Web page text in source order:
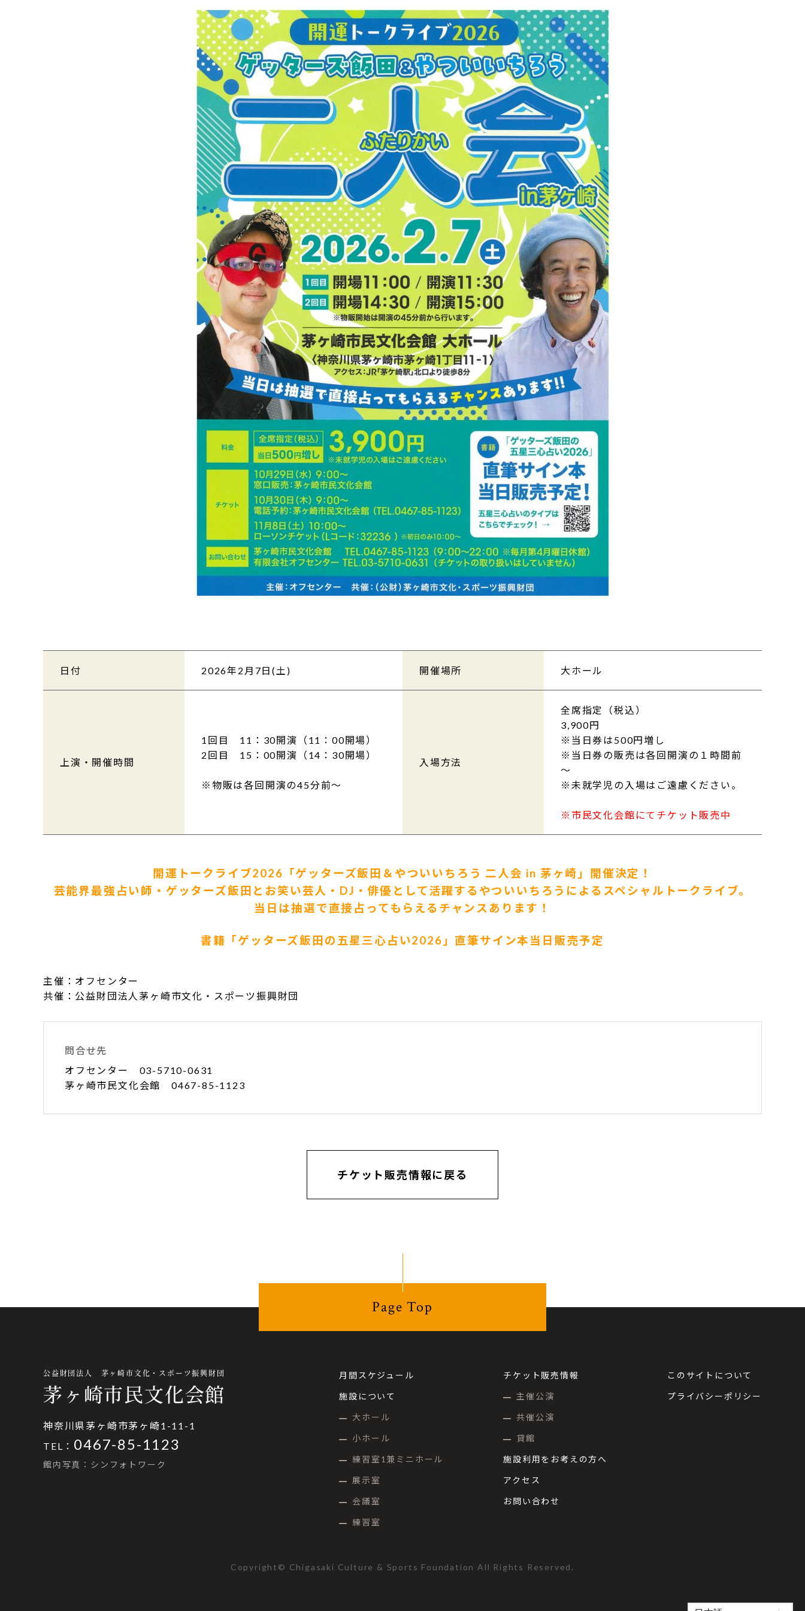
日付 2026年2月7日(土) 開催場所 大ホール
上演・開催時間
1回目 11：30開演（11：00開場）
2回目 15：00開演（14：30開場）
※物販は各回開演の45分前～
入場方法
全席指定（税込）
3,900円
※当日券は500円増し
※当日券の販売は各回開演の１時間前
～
※未就学児の入場はご遠慮ください。
※市民文化会館にてチケット販売中
開運トークライブ2026 「ゲッターズ飯田＆やついいちろう 二人会 in 茅ヶ崎」開催決定！
芸能界最強占い師・ゲッターズ飯田とお笑い芸人・DJ・俳優として活躍するやついいちろうによるスペシャルトークライブ。
当日は抽選で直接占ってもらえるチャンスあります！
書籍「ゲッターズ飯田の五星三心占い2026」直筆サイン本当日販売予定
主催：オフセンター
共催：公益財団法人茅ヶ崎市文化・スポーツ振興財団
問合せ先
オフセンター 03-5710-0631
茅ヶ崎市民文化会館 0467-85-1123
チケット販売情報に戻る
Page Top
公益財団法人 茅ヶ崎市文化・スポーツ振興財団
茅ヶ崎市民文化会館
神奈川県茅ヶ崎市茅ヶ崎1-11-1
TEL： 0467-85-1123
館内写真：シンフォトワーク
月間スケジュール
施設について
大ホール
小ホール
練習室1兼ミニホール
展示室
会議室
練習室
チケット販売情報
主催公演
共催公演
貸館
施設利用をお考えの方へ
アクセス
お問い合わせ
このサイトについて
プライバシーポリシー
Copyright© Chigasaki Culture & Sports Foundation All Rights Reserved.